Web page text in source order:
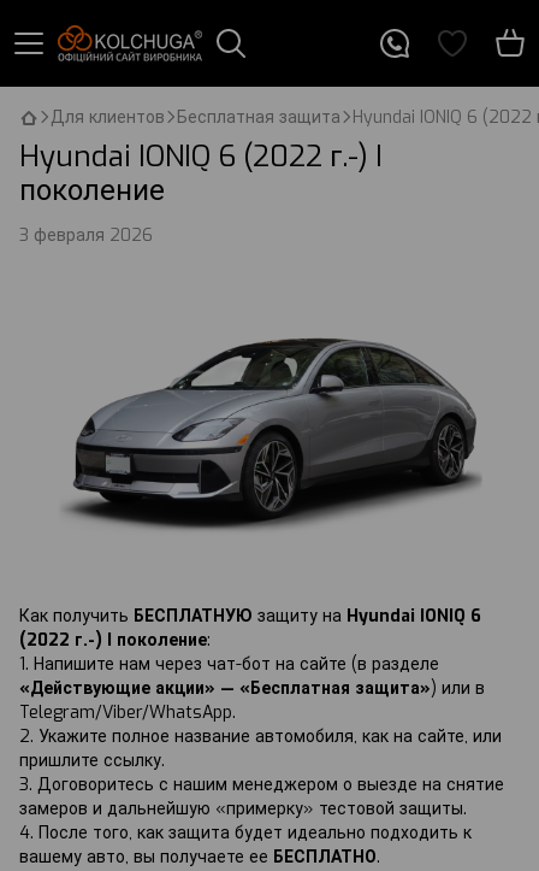
Для клиентов Бесплатная защита Hyundai IONIQ 6 (2022
Hyundai IONIQ 6 (2022 г.-) I
поколение
3 февраля 2026
Как получить БЕСПЛАТНУЮ защиту на Hyundai IONIQ 6
(2022 г.-) I поколение:
1. Напишите нам через чат-бот на сайте (в разделе
«Действующие акции» — «Бесплатная защита») или в
Telegram/Viber/WhatsApp.
2. Укажите полное название автомобиля, как на сайте, или
пришлите ссылку.
3. Договоритесь с нашим менеджером о выезде на снятие
замеров и дальнейшую «примерку» тестовой защиты.
4. После того, как защита будет идеально подходить к
вашему авто, вы получаете ее БЕСПЛАТНО.